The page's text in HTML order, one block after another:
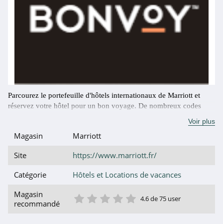
Parcourez le portefeuille d'hôtels internationaux de Marriott et
réservez votre hôtel pour un bon voyage. De nombreux codes
attendent sur couponpourtous.fr. Choisissez vite l'un de nos
coupons pour économiser au maximum sur votre commande.
Voir plus
Magasin
Marriott
Site
https://www.marriott.fr/
Catégorie
Hôtels et Locations de vacances
Magasin
recommandé
5 étoile
4 étoile
3 étoile
2 étoile
1 étoile4.6 de 75 user